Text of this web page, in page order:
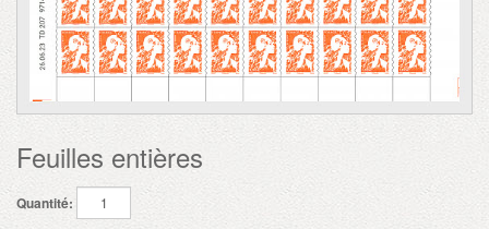
Feuilles entières
Quantité: